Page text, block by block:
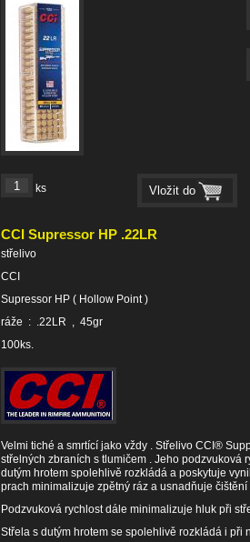
ks
CCI Supressor HP .22LR
střelivo
CCI
Supressor HP ( Hollow Point )
ráže : .22LR , 45gr
100ks.
Velmi tiché a smrtící jako vždy . Střelivo CCI®
střelných zbraních s tlumičem . Jeho podzvuková
dutým hrotem spolehlivě rozkládá a poskytuje
prach minimalizuje zpětný ráz a usnadňuje
Podzvuková rychlost dále minimalizuje hluk při
Střela s dutým hrotem se spolehlivě rozkládá i při